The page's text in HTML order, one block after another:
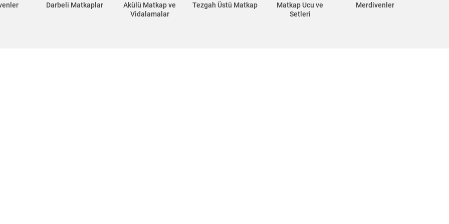
Darbeli Matkaplar
Akülü Matkap ve
Vidalamalar
Tezgah Üstü Matkap
Matkap Ucu ve
Setleri
Merdivenler